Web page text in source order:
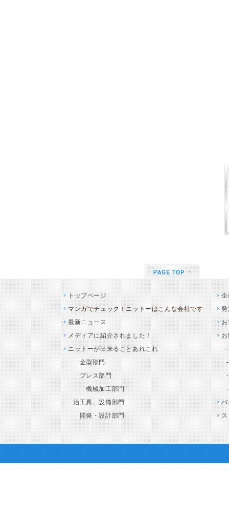
トップページ
マンガでチェック！ニットーはこんな会社です
最新ニュース
メディアに紹介されました！
ニットーが出来ることあれこれ
金型部門
プレス部門
機械加工部門
治工具、設備部門
開発・設計部門
企
発
お
お
バ
ス